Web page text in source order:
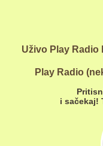
Uživo Play
Play Radio
i sačekaj!